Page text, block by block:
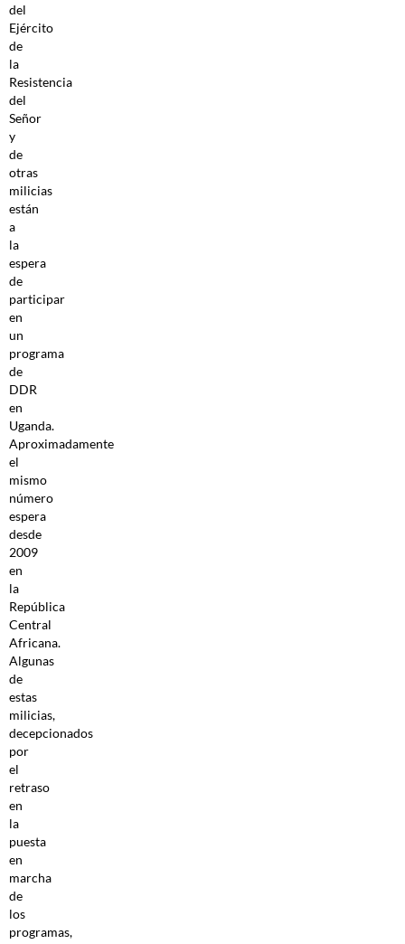
del
Ejército
de
la
Resistencia
del
Señor
y
de
otras
milicias
están
a
la
espera
de
participar
en
un
programa
de
DDR
en
Uganda.
Aproximadamente
el
mismo
número
espera
desde
2009
en
la
República
Central
Africana.
Algunas
de
estas
milicias,
decepcionados
por
el
retraso
en
la
puesta
en
marcha
de
los
programas,